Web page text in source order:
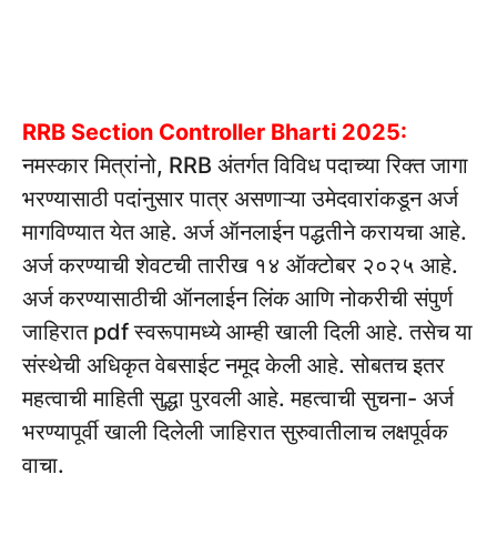
RRB Section Controller Bharti 2025:
नमस्कार मित्रांनो, RRB अंतर्गत विविध पदाच्या रिक्त जागा
भरण्यासाठी पदांनुसार पात्र असणाऱ्या उमेदवारांकडून अर्ज
मागविण्यात येत आहे. अर्ज ऑनलाईन पद्धतीने करायचा आहे.
अर्ज करण्याची शेवटची तारीख १४ ऑक्टोबर २०२५ आहे.
अर्ज करण्यासाठीची ऑनलाईन लिंक आणि नोकरीची संपुर्ण
जाहिरात pdf स्वरूपामध्ये आम्ही खाली दिली आहे. तसेच या
संस्थेची अधिकृत वेबसाईट नमूद केली आहे. सोबतच इतर
महत्वाची माहिती सुद्धा पुरवली आहे. महत्वाची सुचना- अर्ज
भरण्यापूर्वी खाली दिलेली जाहिरात सुरुवातीलाच लक्षपूर्वक
वाचा.